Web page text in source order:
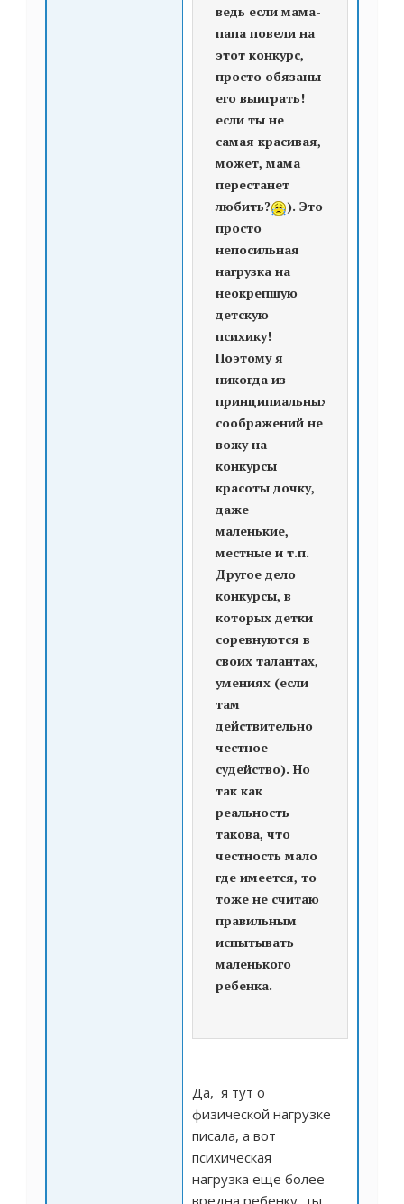
ведь если мама-
папа повели на
этот конкурс,
просто обязаны
его выиграть!
если ты не
самая красивая,
может, мама
перестанет
любить?
). Это
просто
непосильная
нагрузка на
неокрепшую
детскую
психику!
Поэтому я
никогда из
принципиальных
соображений не
вожу на
конкурсы
красоты дочку,
даже
маленькие,
местные и т.п.
Другое дело
конкурсы, в
которых детки
соревнуются в
своих талантах,
умениях (если
там
действительно
честное
судейство). Но
так как
реальность
такова, что
честность мало
где имеется, то
тоже не считаю
правильным
испытывать
маленького
ребенка.
Да, я тут о
физической нагрузке
писала, а вот
психическая
нагрузка еще более